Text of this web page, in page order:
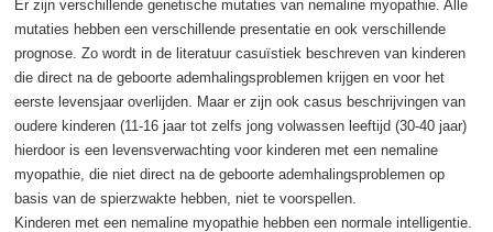
Er zijn verschillende genetische mutaties van nemaline myopathie. Alle
mutaties hebben een verschillende presentatie en ook verschillende
prognose. Zo wordt in de literatuur casuïstiek beschreven van kinderen
die direct na de geboorte ademhalingsproblemen krijgen en voor het
eerste levensjaar overlijden. Maar er zijn ook casus beschrijvingen van
oudere kinderen (11-16 jaar tot zelfs jong volwassen leeftijd (30-40 jaar)
hierdoor is een levensverwachting voor kinderen met een nemaline
myopathie, die niet direct na de geboorte ademhalingsproblemen op
basis van de spierzwakte hebben, niet te voorspellen.
Kinderen met een nemaline myopathie hebben een normale intelligentie.